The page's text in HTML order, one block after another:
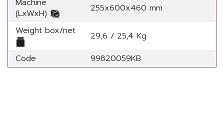
Machine
(LxWxH)
255x600x460 mm
Weight box/net
29,6 / 25,4 Kg
Code
99820059KB